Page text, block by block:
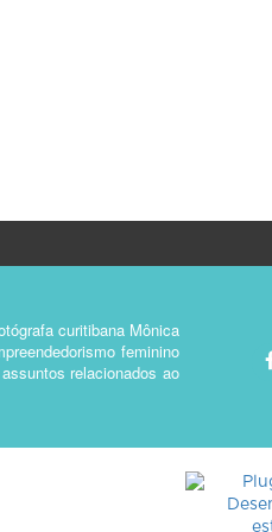
curitibana Mônica
feminino
relacionados ao